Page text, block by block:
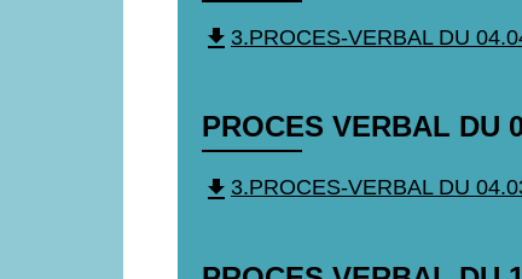
file_download 3.PROCES-VERBAL DU
PROCES VERBAL DU
file_download 3.PROCES-VERBAL DU